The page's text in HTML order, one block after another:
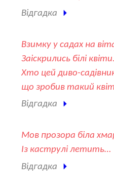
Відгадка
Взимку у садах на
Заіскрились білі квіти.
Хто цей диво-
що зробив такий
Відгадка
Мов прозора біла
Із каструлі летить…
Відгадка